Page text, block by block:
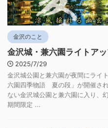
金沢のこと
金沢城・兼六園ライトア
2025/7/29
金沢城公園と兼六園が夜間にライ
六園四季物語 夏の段」が開催さ
ない金沢城公園と兼六園に入り、
期間限定 ...